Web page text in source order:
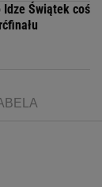
Idze Świątek coś